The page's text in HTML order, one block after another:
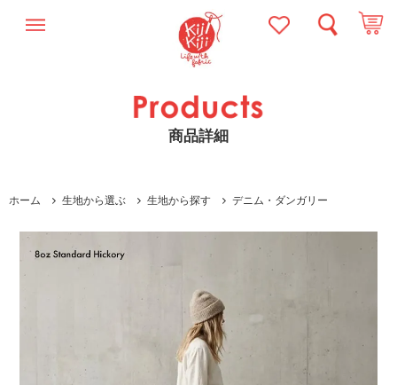
商品詳細
ホーム 生地から選ぶ 生地から探す デニム・ダンガリー